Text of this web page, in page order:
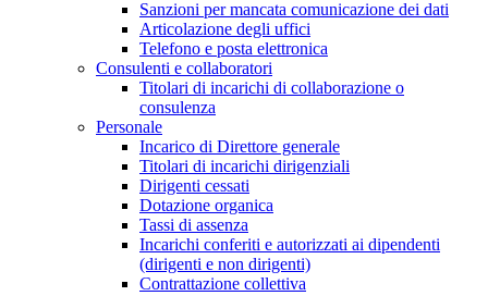
Sanzioni per mancata comunicazione dei dati
Articolazione degli uffici
Telefono e posta elettronica
Consulenti e collaboratori
Titolari di incarichi di collaborazione o
consulenza
Personale
Incarico di Direttore generale
Titolari di incarichi dirigenziali
Dirigenti cessati
Dotazione organica
Tassi di assenza
Incarichi conferiti e autorizzati ai dipendenti
(dirigenti e non dirigenti)
Contrattazione collettiva